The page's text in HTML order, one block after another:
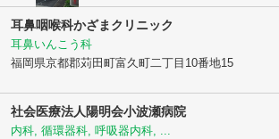
耳鼻咽喉科かざまクリニック
耳鼻いんこう科
福岡県京都郡苅田町富久町二丁目10番地15
社会医療法人陽明会小波瀬病院
内科, 循環器科, 呼吸器内科, ...